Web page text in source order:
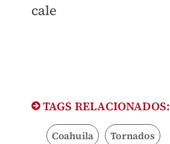
cale
TAGS RELACIONADOS:
Coahuila Tornados